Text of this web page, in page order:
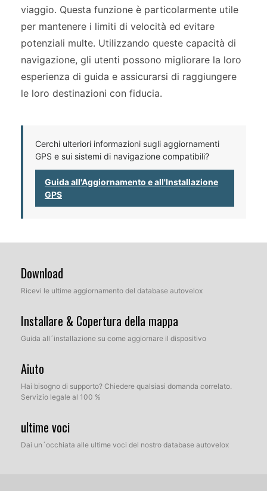
viaggio. Questa funzione è particolarmente utile
per mantenere i limiti di velocità ed evitare
potenziali multe. Utilizzando queste capacità di
navigazione, gli utenti possono migliorare la loro
esperienza di guida e assicurarsi di raggiungere
le loro destinazioni con fiducia.
Cerchi ulteriori informazioni sugli aggiornamenti
GPS e sui sistemi di navigazione compatibili?
Guida all'Aggiornamento e all'Installazione
GPS
Download
Ricevi le ultime aggiornamento del database autovelox
Installare & Copertura della mappa
Guida all´installazione su come aggiornare il dispositivo
Aiuto
Hai bisogno di supporto? Chiedere qualsiasi domanda correlato.
Servizio legale al 100 %
ultime voci
Dai un´occhiata alle ultime voci del nostro database autovelox